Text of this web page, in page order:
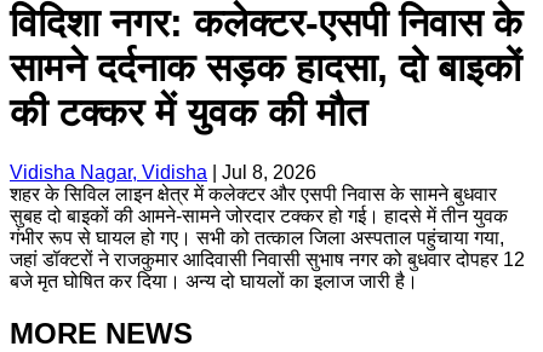
विदिशा नगर: कलेक्टर-एसपी निवास के
सामने दर्दनाक सड़क हादसा, दो बाइकों
की टक्कर में युवक की मौत
Vidisha Nagar, Vidisha
Jul 8, 2026
शहर के सिविल लाइन क्षेत्र में कलेक्टर और एसपी निवास के सामने बुधवार
सुबह दो बाइकों की आमने-सामने जोरदार टक्कर हो गई। हादसे में तीन युवक
गंभीर रूप से घायल हो गए। सभी को तत्काल जिला अस्पताल पहुंचाया गया,
जहां डॉक्टरों ने राजकुमार आदिवासी निवासी सुभाष नगर को बुधवार दोपहर 12
बजे मृत घोषित कर दिया। अन्य दो घायलों का इलाज जारी है।
MORE NEWS